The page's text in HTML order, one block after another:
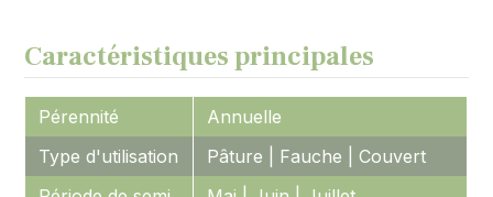
Caractéristiques principales
Pérennité
Annuelle
Type d'utilisation
Pâture | Fauche | Couvert